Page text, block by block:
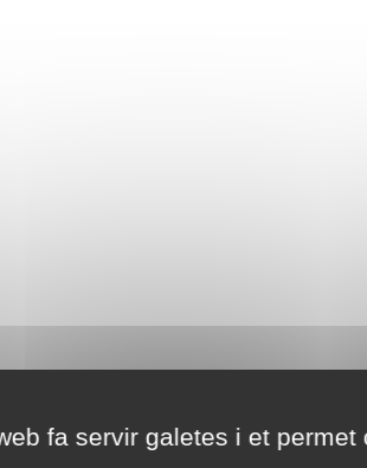
fa servir galetes i et